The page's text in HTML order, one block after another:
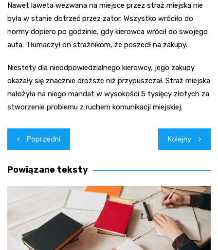
Nawet laweta wezwana na miejsce przez straż miejską nie
była w stanie dotrzeć przez zator. Wszystko wróciło do
normy dopiero po godzinie, gdy kierowca wrócił do swojego
auta. Tłumaczył on strażnikom, że poszedł na zakupy.
Niestety dla nieodpowiedzialnego kierowcy, jego zakupy
okazały się znacznie droższe niż przypuszczał. Straż miejska
nałożyła na niego mandat w wysokości 5 tysięcy złotych za
stworzenie problemu z ruchem komunikacji miejskiej.
Nawigacja
wpisu
Poprzedni Kolejny
Powiązane teksty